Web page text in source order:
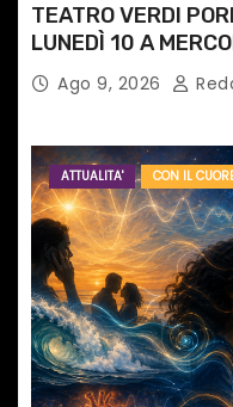
TEATRO VERDI
LUNEDÌ 10 A
PIAZZETTA
NIGHTS
Ago 9, 2026
ATTUALITA' CON IL